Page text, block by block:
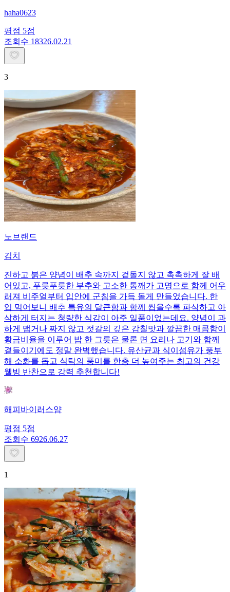
haha0623
평점 5점
조회수 18326.02.21
3
노브랜드
김치
진하고 붉은 양념이 배추 속까지 겉돌지 않고 촉촉하게 잘 배
어있고, 푸릇푸릇한 부추와 고소한 통깨가 고명으로 함께 어우
러져 비주얼부터 입안에 군침을 가득 돌게 만들었습니다. 한
입 먹어보니 배추 특유의 달큰함과 함께 씹을수록 파삭하고 아
삭하게 터지는 청량한 식감이 아주 일품이었는데요. 양념이 과
하게 맵거나 짜지 않고 젓갈의 깊은 감칠맛과 깔끔한 매콤함이
황금비율을 이루어 밥 한 그릇은 물론 면 요리나 고기와 함께
곁들이기에도 정말 완벽했습니다. 유산균과 식이섬유가 풍부
해 소화를 돕고 식탁의 풍미를 한층 더 높여주는 최고의 건강
웰빙 반찬으로 강력 추천합니다!
해피바이러스얌
평점 5점
조회수 6926.06.27
1